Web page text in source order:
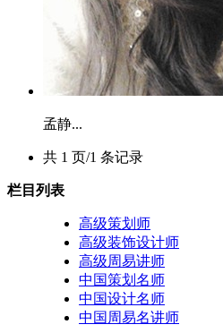
孟静...
共 1 页/1 条记录
栏目列表
高级策划师
高级装饰设计师
高级周易讲师
中国策划名师
中国设计名师
中国周易名讲师